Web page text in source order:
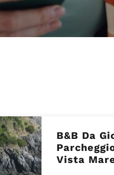
B&B Da
Vista